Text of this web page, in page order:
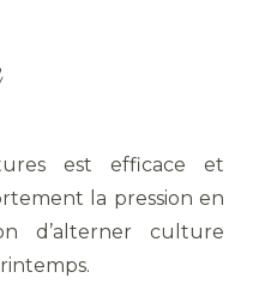
est efficace et
la pression en
d’alterner culture